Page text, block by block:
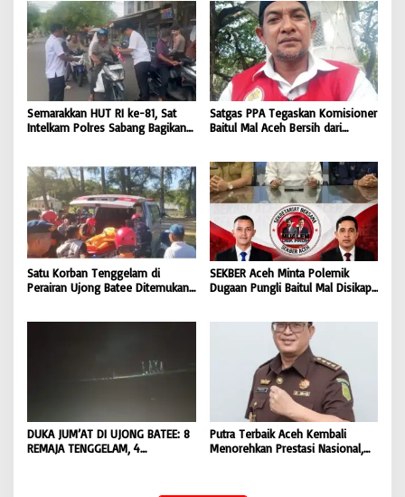
Semarakkan HUT RI ke-81, Sat
Intelkam Polres Sabang Bagikan
BONGKAR’Perkara.com
Satgas PPA Tegaskan Komisioner
Baitul Mal Aceh Bersih dari
Penyebaran Hoaks | BONGKAR
‘Perkara.com
Satu Korban Tenggelam di
Perairan Ujong Batee Ditemukan,
SEKBER Aceh Minta Polemik
Dugaan Pungli Baitul Mal Disikapi
BONGKAR ‘Perkara.com
DUKA JUM’AT DI UJONG BATEE: 8
REMAJA TENGGELAM, 4
Putra Terbaik Aceh Kembali
Menorehkan Prestasi Nasional,